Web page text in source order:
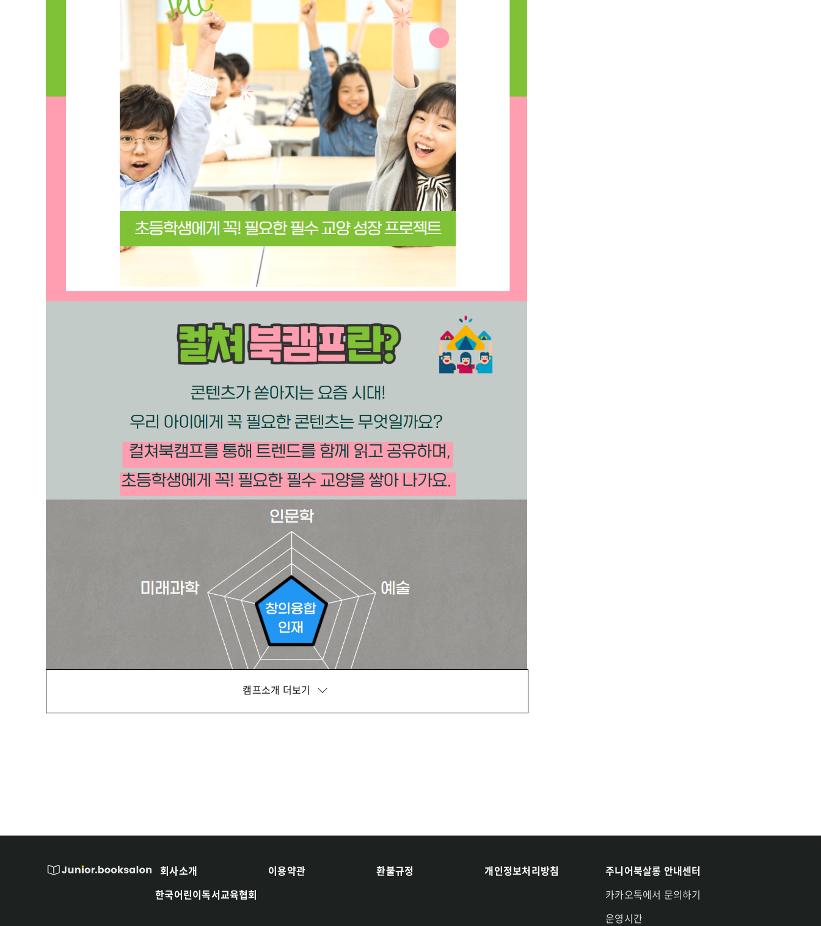
캠프소개 더보기
회사소개 이용약관 환불규정
개인정보처리방침
한국어린이독서교육협회
주니어북살롱 안내센터
카카오톡에서 문의하기
운영시간